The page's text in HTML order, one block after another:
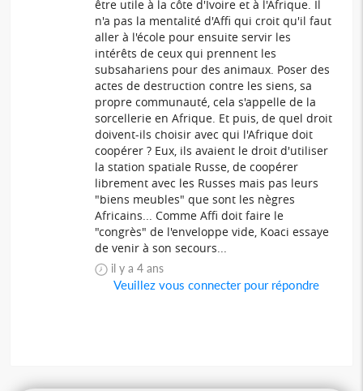
être utile à la côte d'Ivoire et à l'Afrique. Il
n'a pas la mentalité d'Affi qui croit qu'il faut
aller à l'école pour ensuite servir les
intérêts de ceux qui prennent les
subsahariens pour des animaux. Poser des
actes de destruction contre les siens, sa
propre communauté, cela s'appelle de la
sorcellerie en Afrique. Et puis, de quel droit
doivent-ils choisir avec qui l'Afrique doit
coopérer ? Eux, ils avaient le droit d'utiliser
la station spatiale Russe, de coopérer
librement avec les Russes mais pas leurs
"biens meubles" que sont les nègres
Africains... Comme Affi doit faire le
"congrès" de l'enveloppe vide, Koaci essaye
de venir à son secours...
il y a 4 ans
Veuillez vous connecter pour répondre